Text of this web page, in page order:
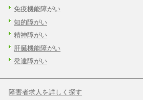
免疫機能障がい
知的障がい
精神障がい
肝臓機能障がい
発達障がい
障害者求人を詳しく探す